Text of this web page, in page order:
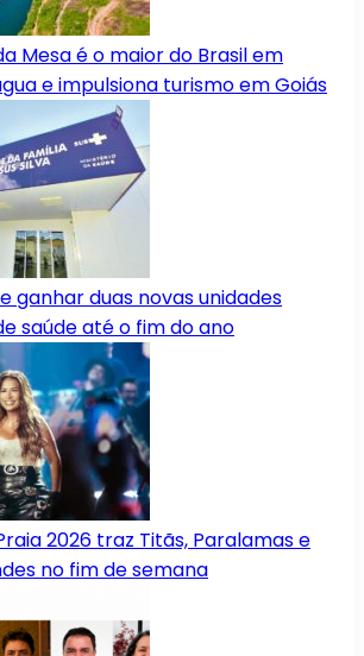
Mesa é o maior do Brasil em
e impulsiona turismo em Goiás
ganhar duas novas unidades
saúde até o fim do ano
2026 traz Titãs, Paralamas e
no fim de semana